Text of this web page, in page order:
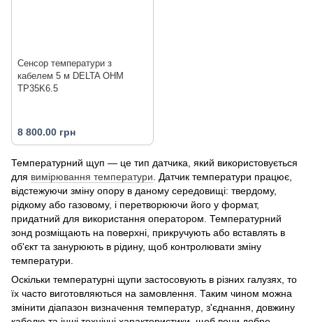
Сенсор температури з
кабелем 5 м DELTA OHM
TP35K6.5
8 800.00 грн
Температурний щуп — це тип датчика, який використовується
для вимірювання температури . Датчик температури працює,
відстежуючи зміну опору в даному середовищі: твердому,
рідкому або газовому, і перетворюючи його у формат,
придатний для використання оператором. Температурний
зонд розміщають на поверхні, прикручують або вставлять в
об'єкт та занурюють в рідину, щоб контролювати зміну
температури.
Оскільки температурні щупи застосовують в різних галузях, то
їх часто виготовляються на замовлення. Таким чином можна
змінити діапазон визначення температур, з'єднання, довжину